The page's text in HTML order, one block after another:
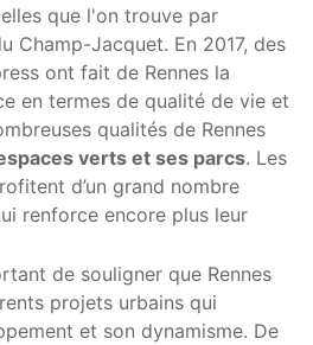
que l'on trouve par
Champ-Jacquet. En 2017, des
ont fait de Rennes la
en termes de qualité de vie et
qualités de Rennes
verts et ses parcs. Les
d’un grand nombre
renforce encore plus leur
de souligner que Rennes
projets urbains qui
et son dynamisme. De